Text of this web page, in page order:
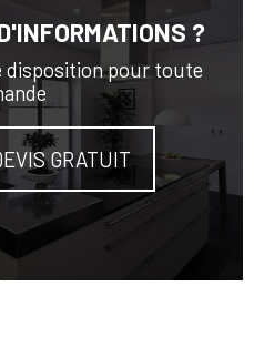
?
disposition pour toute
GRATUIT